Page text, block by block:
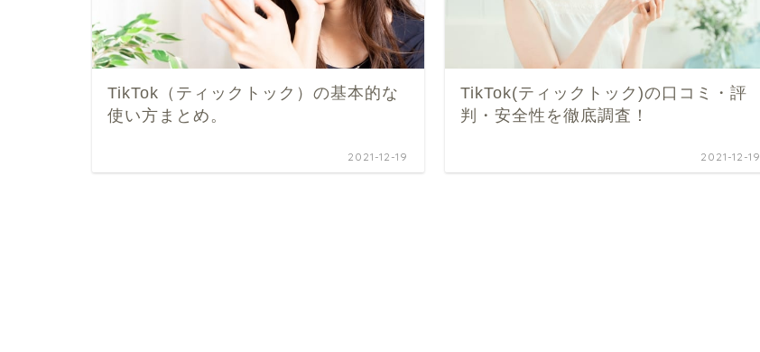
TikTok（ティックトック）の基本的な
使い方まとめ。
2021-12-19
TikTok(ティックトック)の口コミ・評
判・安全性を徹底調査！
2021-12-19